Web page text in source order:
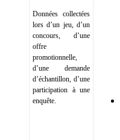
Données collectées
lors d’un jeu, d’un
concours, d’une
offre
promotionnelle,
d’une demande
d’échantillon, d’une
participation à une
enquête.